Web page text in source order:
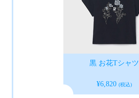
黒 お花Tシャツ
¥6,820(税込)